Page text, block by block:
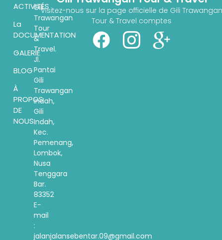
Visitez-nous sur la page officielle de Gili
Tour & Travel comptes
ACTIVITÉS
La
DOCUMENTATION
GALERIE
BLOG
À
PROPOS
DE
NOUS
Gili
Trawangan
Tour
&
Travel.
Jl.
Pantai
Gili
Trawangan
indah,
Gili
Indah,
Kec.
Pemenang,
Lombok,
Nusa
Tenggara
Bar.
83352
E-
mail
:
jalanjalansebentar.09@gmail.com